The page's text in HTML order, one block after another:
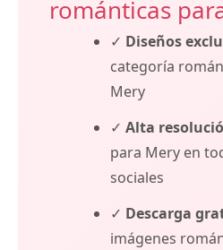
románticas
✓ Diseños
categoría
Mery
✓ Alta
para Mery en
sociales
✓ Descarga
imágenes